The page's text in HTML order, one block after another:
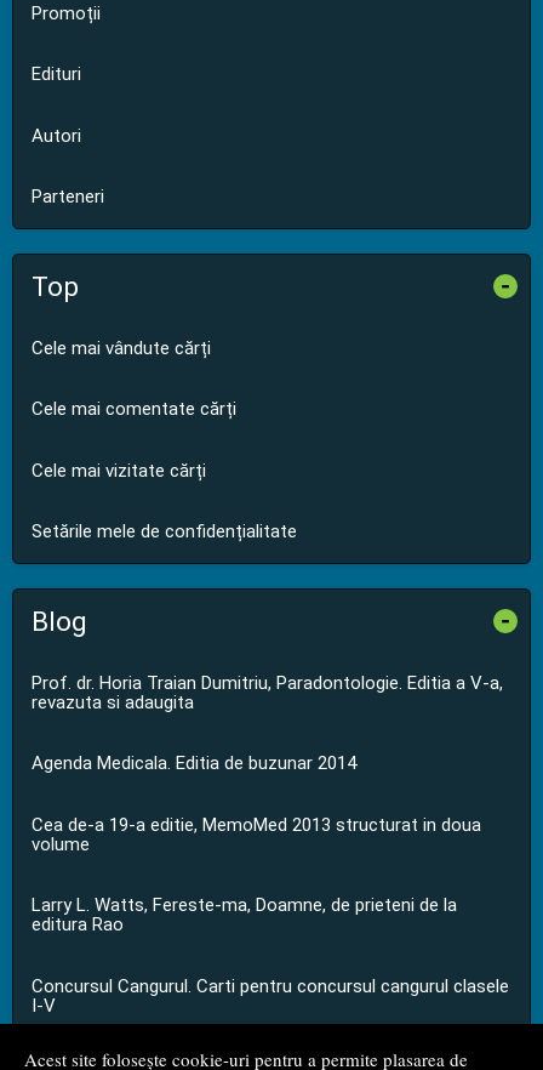
Acest site folosește cookie-uri pentru a permite plasarea de
Promoții
Edituri
Autori
Parteneri
Top -
Cele mai vândute cărți
Cele mai comentate cărți
Cele mai vizitate cărți
Setările mele de confidențialitate
Blog -
Prof. dr. Horia Traian Dumitriu, Paradontologie. Editia a V-a,
revazuta si adaugita
Agenda Medicala. Editia de buzunar 2014
Cea de-a 19-a editie, MemoMed 2013 structurat in doua
volume
Larry L. Watts, Fereste-ma, Doamne, de prieteni de la
editura Rao
Concursul Cangurul. Carti pentru concursul cangurul clasele
I-V